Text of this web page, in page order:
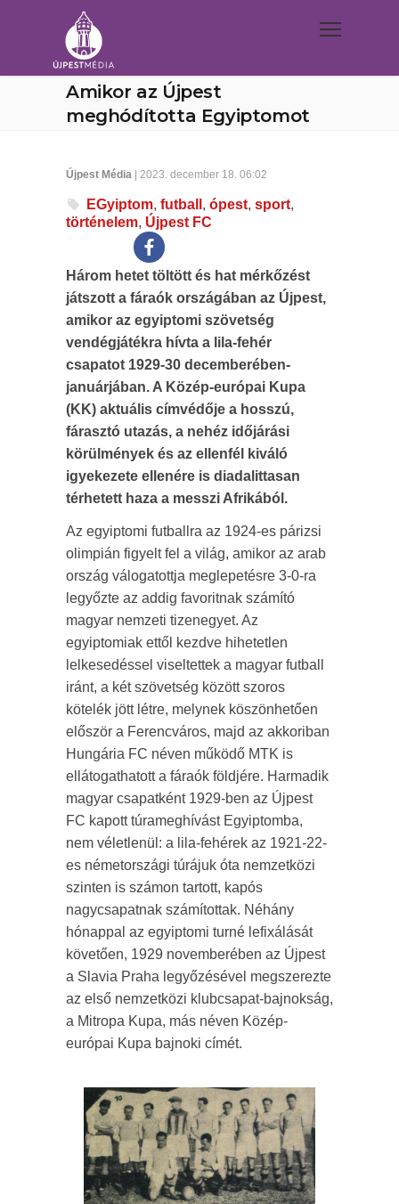
Amikor az Újpest
meghódította Egyiptomot
Újpest Média | 2023. december 18. 06:02
EGyiptom, futball , ópest, sport,
történelem, Újpest FC
Három hetet töltött és hat mérkőzést
játszott a fáraók országában az Újpest,
amikor az egyiptomi szövetség
vendégjátékra hívta a lila-fehér
csapatot 1929-30 decemberében-
januárjában. A Közép-európai Kupa
(KK) aktuális címvédője a hosszú,
fárasztó utazás, a nehéz időjárási
körülmények és az ellenfél kiváló
igyekezete ellenére is diadalittasan
térhetett haza a messzi Afrikából.
Az egyiptomi futballra az 1924-es párizsi
olimpián figyelt fel a világ, amikor az arab
ország válogatottja meglepetésre 3-0-ra
legyőzte az addig favoritnak számító
magyar nemzeti tizenegyet. Az
egyiptomiak ettől kezdve hihetetlen
lelkesedéssel viseltettek a magyar futball
iránt, a két szövetség között szoros
kötelék jött létre, melynek köszönhetően
először a Ferencváros, majd az akkoriban
Hungária FC néven működő MTK is
ellátogathatott a fáraók földjére. Harmadik
magyar csapatként 1929-ben az Újpest
FC kapott túrameghívást Egyiptomba,
nem véletlenül: a lila-fehérek az 1921-22-
es németországi túrájuk óta nemzetközi
szinten is számon tartott, kapós
nagycsapatnak számítottak. Néhány
hónappal az egyiptomi turné lefixálását
követően, 1929 novemberében az Újpest
a Slavia Praha legyőzésével megszerezte
az első nemzetközi klubcsapat-bajnokság,
a Mitropa Kupa, más néven Közép-
európai Kupa bajnoki címét.